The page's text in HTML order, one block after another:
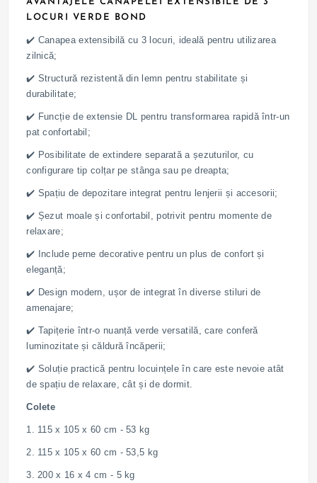
LOCURI VERDE BOND
✔️ Canapea extensibilă cu 3 locuri, ideală pentru utilizarea
zilnică;
✔️ Structură rezistentă din lemn pentru stabilitate și
durabilitate;
✔️ Funcție de extensie DL pentru transformarea rapidă într-un
pat confortabil;
✔️ Posibilitate de extindere separată a șezuturilor, cu
configurare tip colțar pe stânga sau pe dreapta;
✔️ Spațiu de depozitare integrat pentru lenjerii și accesorii;
✔️ Șezut moale și confortabil, potrivit pentru momente de
relaxare;
✔️ Include perne decorative pentru un plus de confort și
eleganță;
✔️ Design modern, ușor de integrat în diverse stiluri de
amenajare;
✔️ Tapițerie într-o nuanță verde versatilă, care conferă
luminozitate și căldură încăperii;
✔️ Soluție practică pentru locuințele în care este nevoie atât
de spațiu de relaxare, cât și de dormit.
Colete
1. 115 x 105 x 60 cm - 53 kg
2. 115 x 105 x 60 cm - 53,5 kg
3. 200 x 16 x 4 cm - 5 kg